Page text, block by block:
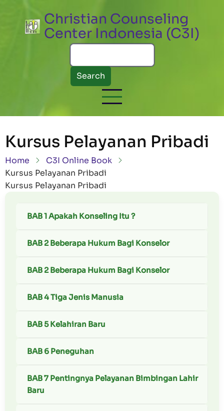
Christian Counseling
Center Indonesia (C3I)
Search
Kursus Pelayanan Pribadi
Breadcrumb
Home
C3I Online Book
Kursus Pelayanan Pribadi
Kursus Pelayanan Pribadi
BAB 1 Apakah Konseling Itu ?
BAB 2 Beberapa Hukum Bagi Konselor
BAB 2 Beberapa Hukum Bagi Konselor
BAB 4 Tiga Jenis Manusia
BAB 5 Kelahiran Baru
BAB 6 Peneguhan
BAB 7 Pentingnya Pelayanan Bimbingan Lahir
Baru